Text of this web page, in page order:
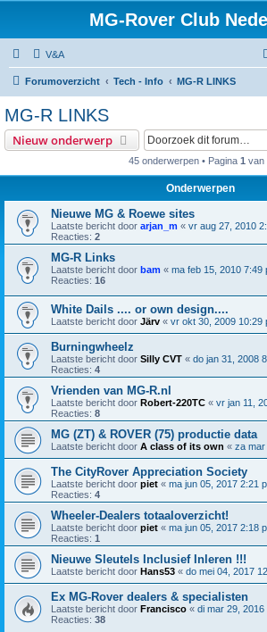
MG-Rover Club
V&A
Forumoverzicht Tech - Info MG-R LINKS
MG-R LINKS
Nieuw onderwerp
45 onderwerpen • Pagina 1 van
Onderwerpen
Nieuwe MG & Roewe sites
Laatste bericht door arjan_m « vr aug 27, 2010
Reacties: 2
MG-R Links
Laatste bericht door bam « ma feb 15, 2010 7:49
Reacties: 16
White Dails .... or own design....
Laatste bericht door Järv « vr okt 30, 2009 10:29
Burningwheelz
Laatste bericht door Silly CVT « do jan 31, 2008
Reacties: 4
Vrienden van MG-R.nl
Laatste bericht door Robert-220TC « vr jan 11,
Reacties: 8
MG (ZT) & ROVER (75) productie data
Laatste bericht door A class of its own « za mar
The CityRover Appreciation Society
Laatste bericht door piet « ma jun 05, 2017 2:21
Reacties: 4
Wheeler-Dealers totaaloverzicht!
Laatste bericht door piet « ma jun 05, 2017 2:18
Reacties: 1
Nieuwe Sleutels Inclusief Inleren !!!
Laatste bericht door Hans53 « do mei 04, 2017
Ex MG-Rover dealers & specialisten
Laatste bericht door Francisco « di mar 29, 2016
Reacties: 38